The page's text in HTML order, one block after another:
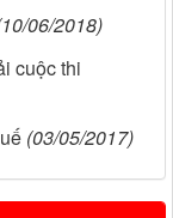
06/2018)
cuộc thi
(03/05/2017)